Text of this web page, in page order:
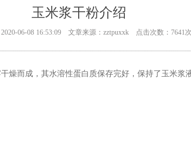
玉米浆干粉介绍
06-08 16:53:09 文章来源：zztpuxxk 点击次数：7641
而成，其水溶性蛋白质保存完好，保持了玉米浆